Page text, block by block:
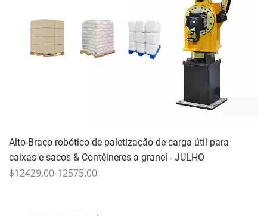
Alto-Braço robótico de paletização de carga útil para
caixas e sacos & Contêineres a granel - JULHO
$12429.00-12575.00